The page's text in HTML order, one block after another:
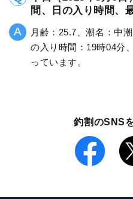
間、日の入り時間、
月齢：25.7、潮名：中
の入り時間：19時04分
っています。
釣割のSNS